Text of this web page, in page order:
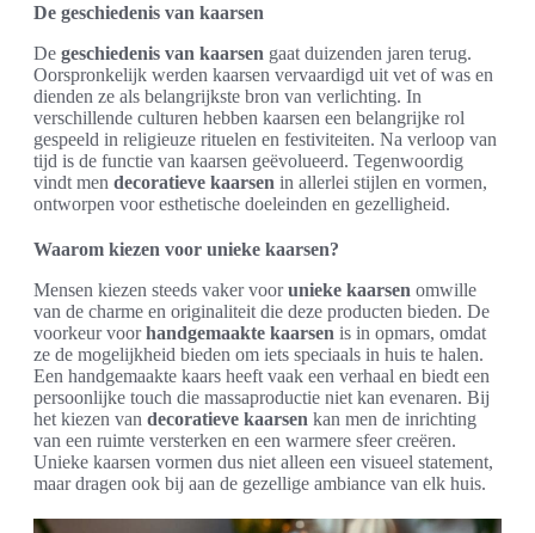
De geschiedenis van kaarsen
De geschiedenis van kaarsen gaat duizenden jaren terug.
Oorspronkelijk werden kaarsen vervaardigd uit vet of was en
dienden ze als belangrijkste bron van verlichting. In
verschillende culturen hebben kaarsen een belangrijke rol
gespeeld in religieuze rituelen en festiviteiten. Na verloop van
tijd is de functie van kaarsen geëvolueerd. Tegenwoordig
vindt men decoratieve kaarsen in allerlei stijlen en vormen,
ontworpen voor esthetische doeleinden en gezelligheid.
Waarom kiezen voor unieke kaarsen?
Mensen kiezen steeds vaker voorunieke kaarsen omwille
van de charme en originaliteit die deze producten bieden. De
voorkeur voorhandgemaakte kaarsen is in opmars, omdat
ze de mogelijkheid bieden om iets speciaals in huis te halen.
Een handgemaakte kaars heeft vaak een verhaal en biedt een
persoonlijke touch die massaproductie niet kan evenaren. Bij
het kiezen van decoratieve kaarsen kan men de inrichting
van een ruimte versterken en een warmere sfeer creëren.
Unieke kaarsen vormen dus niet alleen een visueel statement,
maar dragen ook bij aan de gezellige ambiance van elk huis.